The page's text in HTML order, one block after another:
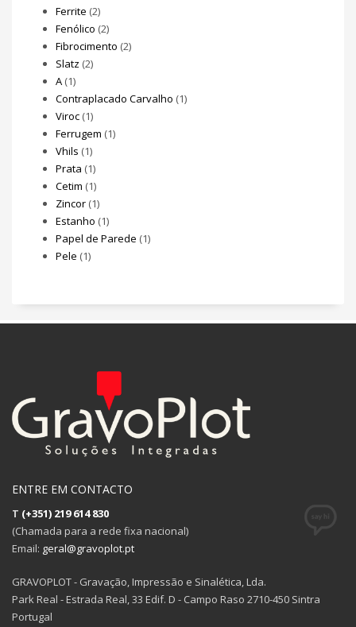
Ferrite (2)
Fenólico (2)
Fibrocimento (2)
Slatz (2)
A (1)
Contraplacado Carvalho (1)
Viroc (1)
Ferrugem (1)
Vhils (1)
Prata (1)
Cetim (1)
Zincor (1)
Estanho (1)
Papel de Parede (1)
Pele (1)
ENTRE EM CONTACTO
T (+351) 219 614 830
(Chamada para a rede fixa nacional)
Email: geral@gravoplot.pt
GRAVOPLOT - Gravação, Impressão e Sinalética, Lda.
Park Real - Estrada Real, 33 Edif. D - Campo Raso 2710-450 Sintra
Portugal